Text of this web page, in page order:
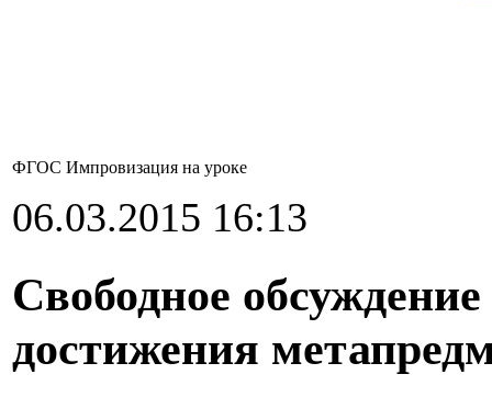
ФГОС Импровизация на уроке
06.03.2015 16:13
Свободное
достижения